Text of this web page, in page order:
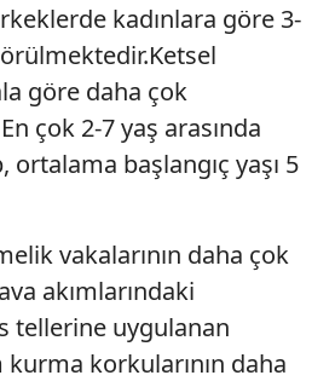
kadınlara göre 3-
göre daha çok
çok 2-7 yaş arasında
başlangıç yaşı 5
vakalarının daha çok
akımlarındaki
tellerine uygulanan
kurma korkularının daha